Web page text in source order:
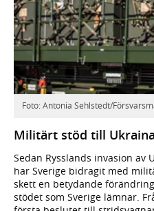
Foto: Antonia Sehlstedt/
Militärt stöd till Ukraina
Sedan Rysslands invasion av
har Sverige bidragit med
skett en betydande
stödet som Sverige lämnar.